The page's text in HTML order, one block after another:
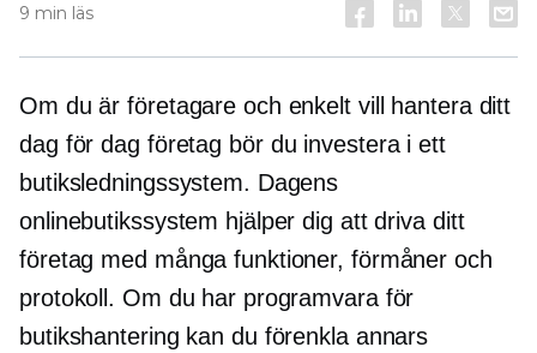
9 min läs
Om du är företagare och enkelt vill hantera ditt
dag för dag företag bör du investera i ett
butiksledningssystem. Dagens
onlinebutikssystem hjälper dig att driva ditt
företag med många funktioner, förmåner och
protokoll. Om du har programvara för
butikshantering kan du förenkla annars